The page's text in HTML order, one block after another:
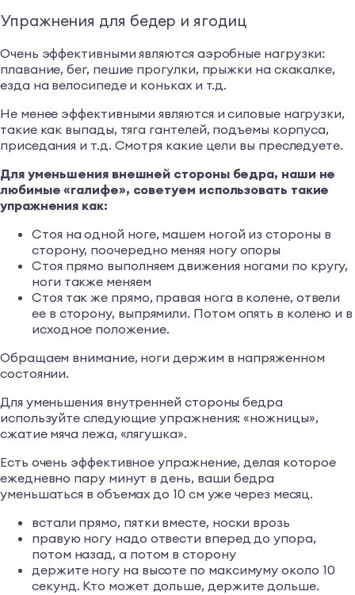
Упражнения для бедер и ягодиц
Очень эффективными являются аэробные нагрузки:
плавание, бег, пешие прогулки, прыжки на скакалке,
езда на велосипеде и коньках и т.д.
Не менее эффективными являются и силовые нагрузки,
такие как выпады, тяга гантелей, подъемы корпуса,
приседания и т.д. Смотря какие цели вы преследуете.
Для уменьшения внешней стороны бедра, наши не
любимые «галифе», советуем использовать такие
упражнения как:
Стоя на одной ноге, машем ногой из стороны в
сторону, поочередно меняя ногу опоры
Стоя прямо выполняем движения ногами по кругу,
ноги также меняем
Стоя так же прямо, правая нога в колене, отвели
ее в сторону, выпрямили. Потом опять в колено и в
исходное положение.
Обращаем внимание, ноги держим в напряженном
состоянии.
Для уменьшения внутренней стороны бедра
используйте следующие упражнения: «ножницы»,
сжатие мяча лежа, «лягушка».
Есть очень эффективное упражнение, делая которое
ежедневно пару минут в день, ваши бедра
уменьшаться в объемах до 10 см уже через месяц.
встали прямо, пятки вместе, носки врозь
правую ногу надо отвести вперед до упора,
потом назад, а потом в сторону
держите ногу на высоте по максимуму около 10
секунд. Кто может дольше, держите дольше.